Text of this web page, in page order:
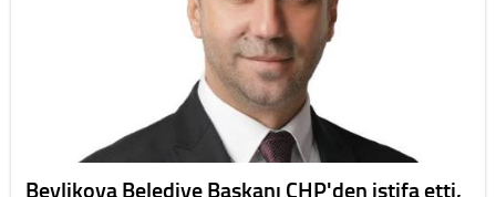
Beylikova Belediye Başkanı CHP'den istifa etti,